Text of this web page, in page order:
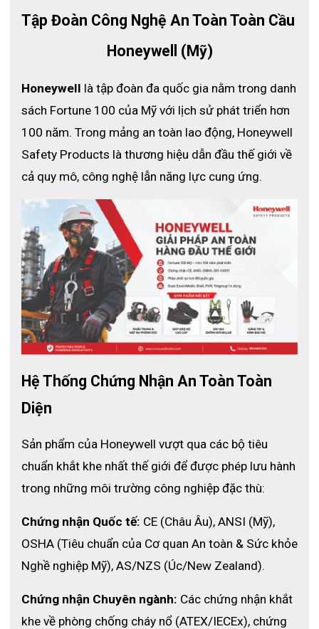
Tập Đoàn Công Nghệ An Toàn Toàn Cầu
Honeywell (Mỹ)
Honeywell là tập đoàn đa quốc gia nằm trong danh
sách Fortune 100 của Mỹ với lịch sử phát triển hơn
100 năm. Trong mảng an toàn lao động, Honeywell
Safety Products là thương hiệu dẫn đầu thế giới về
cả quy mô, công nghệ lẫn năng lực cung ứng.
Hệ Thống Chứng Nhận An Toàn Toàn
Diện
Sản phẩm của Honeywell vượt qua các bộ tiêu
chuẩn khắt khe nhất thế giới để được phép lưu hành
trong những môi trường công nghiệp đặc thù:
Chứng nhận Quốc tế: CE (Châu Âu), ANSI (Mỹ),
OSHA (Tiêu chuẩn của Cơ quan An toàn & Sức khỏe
Nghề nghiệp Mỹ), AS/NZS (Úc/New Zealand).
Chứng nhận Chuyên ngành: Các chứng nhận khắt
khe về phòng chống cháy nổ (ATEX/IECEx), chứng